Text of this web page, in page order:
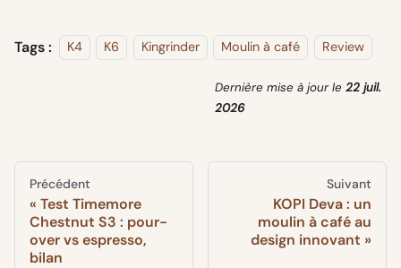
Tags : K4 K6 Kingrinder Moulin à café Review
Dernière mise à jourle 22 juil.
2026
Précédent
Test Timemore
Chestnut S3 : pour-
over vs espresso,
bilan
Suivant
KOPI Deva : un
moulin à café au
design innovant